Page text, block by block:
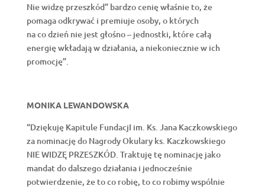
Nie widzę przeszkód” bardzo cenię właśnie to, że
pomaga odkrywać i premiuje osoby, o których
na co dzień nie jest głośno – jednostki, które całą
energię wkładają w działania, a niekoniecznie w ich
promocję”.
MONIKA LEWANDOWSKA
“Dziękuję Kapitule FundacjI im. Ks. Jana Kaczkowskiego
za nominację do Nagrody Okulary ks. Kaczkowskiego
NIE WIDZĘ PRZESZKÓD. Traktuję tę nominację jako
mandat do dalszego działania i jednocześnie
potwierdzenie, że to co robię, to co robimy wspólnie